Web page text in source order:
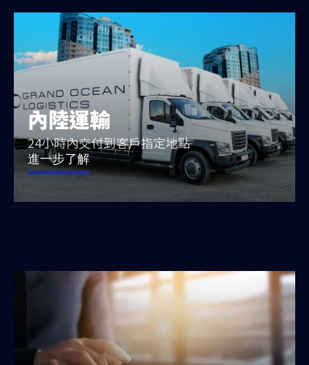
內陸運輸
24小時內交付到客戶指定地點
進一步了解